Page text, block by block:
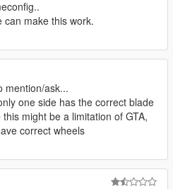
can make this work.
mention/ask...
one side has the correct blade
might be a limitation of GTA,
correct wheels